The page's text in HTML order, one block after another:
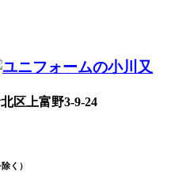
区上富野3-9-24
く）